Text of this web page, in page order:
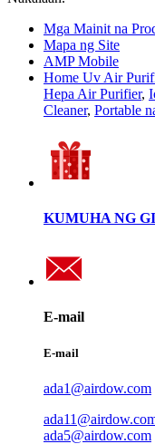
Mga Mainit na
Mapa ng Site
AMP Mobile
Home Uv Air
Hepa Air Purifier,
Cleaner, Portable
KUMUHA NG
E-mail
E-mail
ada1@airdow.com
ada5@airdow.com